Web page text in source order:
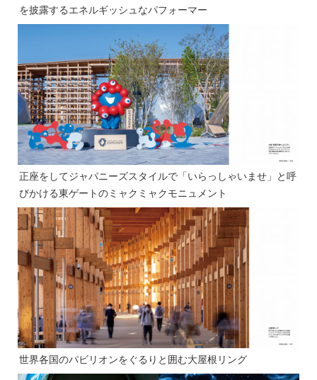
を披露するエネルギッシュなパフォーマー
正座をしてジャパニーズスタイルで「いらっしゃいませ」と呼
びかける東ゲートのミャクミャクモニュメント
世界各国のパビリオンをぐるりと囲む大屋根リング